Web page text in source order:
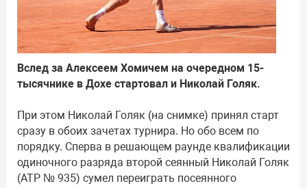
Вслед за Алексеем Хомичем на очередном 15-
тысячнике в Дохе стартовал и Николай Голяк.
При этом Николай Голяк (на снимке) принял старт
сразу в обоих зачетах турнира. Но обо всем по
порядку. Сперва в решающем раунде квалификации
одиночного разряда второй сеянный Николай Голяк
(ATP № 935) сумел переиграть посеянного